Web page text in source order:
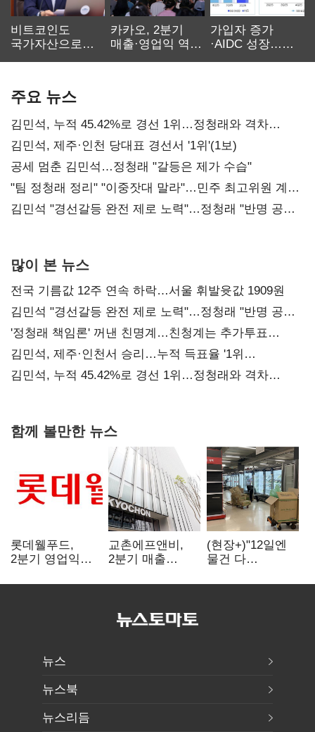
비트코인도
국가자산으로…'
카카오, 2분기
매출·영업익 역대
가입자 증가
·AIDC 성장…
주요 뉴스
김민석, 누적 45.42%로 경선 1위…정청래와 격차
0.86%p(2보)
김민석, 제주·인천 당대표 경선서 '1위'(1보)
공세 멈춘 김민석…정청래 "갈등은 제가 수습"
"팀 정청래 정리" "이중잣대 말라"…민주 최고위원 계파
다툼 격화
김민석 "경선갈등 완전 제로 노력"…정청래 "반명 공세
많이 본 뉴스
전국 기름값 12주 연속 하락…서울 휘발윳값 1909원
김민석 "경선갈등 완전 제로 노력"…정청래 "반명 공세
사과부터"
'정청래 책임론' 꺼낸 친명계…친청계는 추가투표
때리기
김민석, 제주·인천서 승리…누적 득표율 '1위
탈환'(종합)
김민석, 누적 45.42%로 경선 1위…정청래와 격차
함께 볼만한 뉴스
롯데웰푸드,
2분기 영업익
사업이 실적 견인
교촌에프앤비,
2분기 매출
전년보다 4.9%↑
(현장+)"12일엔
물건 다
매대 채우며 문
뉴스
뉴스북
뉴스리듬